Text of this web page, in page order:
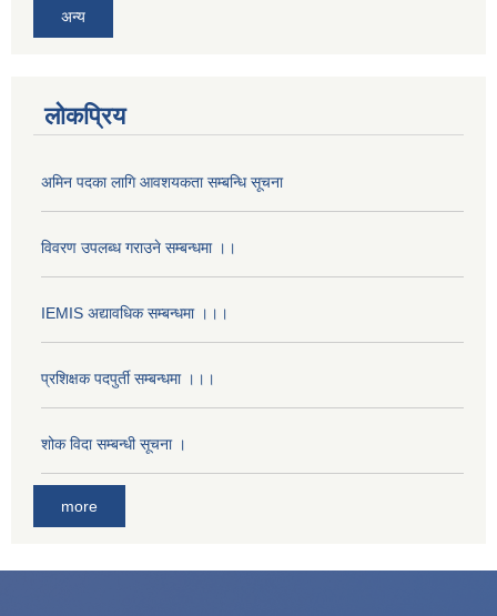
अन्य
लोकप्रिय
अमिन पदका लागि आवशयकता सम्बन्धि सूचना
विवरण उपलब्ध गराउने सम्बन्धमा ।।
IEMIS अद्यावधिक सम्बन्धमा ।।।
प्रशिक्षक पदपुर्ती सम्बन्धमा ।।।
शोक विदा सम्बन्धी सूचना ।
more